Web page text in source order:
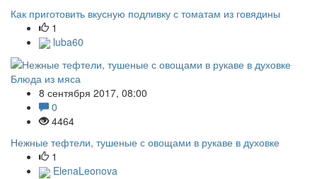
Как приготовить вкусную подливку с томатам из говядины
1
luba60
Блюда из мяса
8 сентября 2017, 08:00
0
4464
Нежные тефтели, тушеные с овощами в рукаве в духовке
1
ElenaLeonova